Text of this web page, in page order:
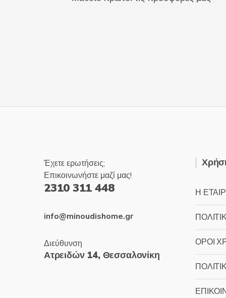
Έχετε ερωτήσεις;
Επικοινωνήστε μαζί μας!
2310 311 448
info@minoudishome.gr
Διεύθυνση
Ατρειδών 14, Θεσσαλονίκη
Η
ΟΡΟΙ